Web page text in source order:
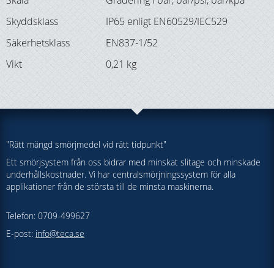
Skyddsklass
IP65 enligt EN60529/IEC529
Säkerhetsklass
EN837-1/52
Vikt
0,21 kg
"Rätt mängd smörjmedel vid rätt tidpunkt"
Ett smörjsystem från oss bidrar med minskat slitage och minskade
underhållskostnader. Vi har centralsmörjningssystem för alla
applikationer från de största till de minsta maskinerna.
Telefon: 0709-499627
E-post: info@teca.se